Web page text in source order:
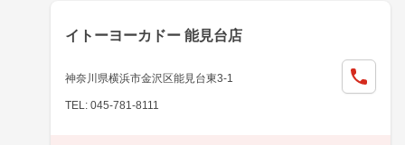
イトーヨーカドー 能見台店
神奈川県横浜市金沢区能見台東3-1
TEL: 045-781-8111